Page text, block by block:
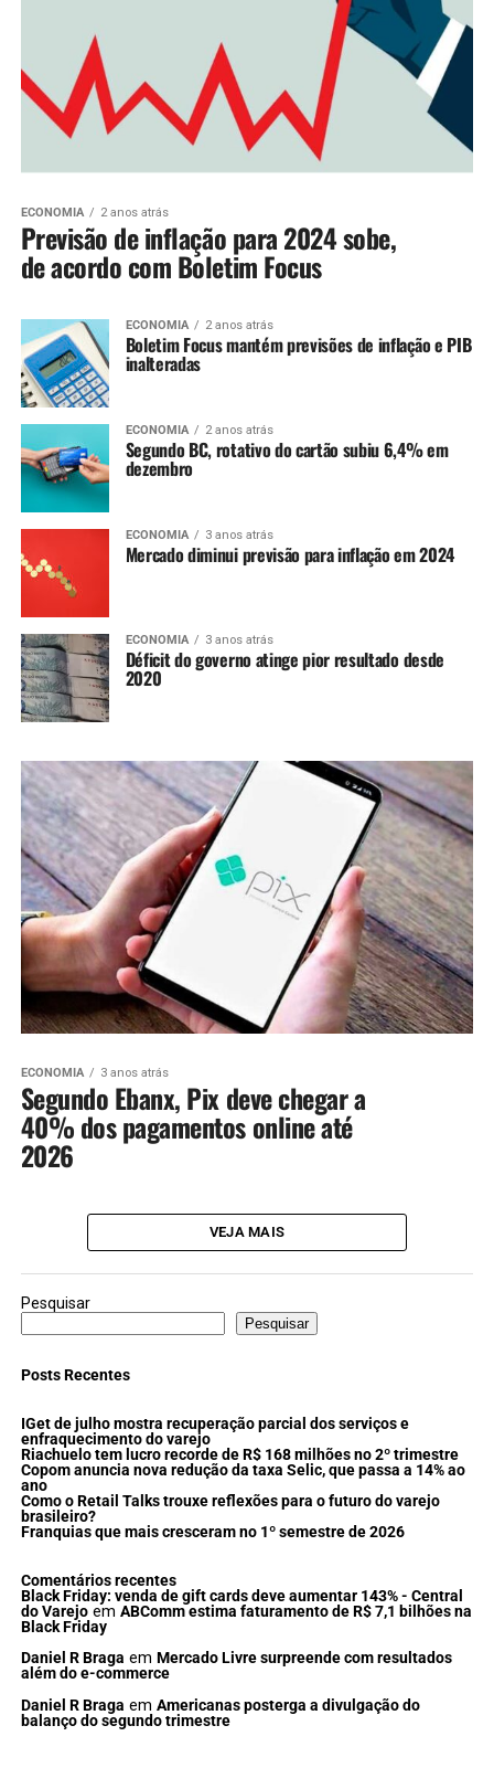
ECONOMIA 2 anos atrás
Previsão de inflação para 2024 sobe,
de acordo com Boletim Focus
ECONOMIA 2 anos atrás
Boletim Focus mantém previsões de inflação e PIB
inalteradas
ECONOMIA 2 anos atrás
Segundo BC, rotativo do cartão subiu 6,4% em
dezembro
ECONOMIA 3 anos atrás
Mercado diminui previsão para inflação em 2024
ECONOMIA 3 anos atrás
Déficit do governo atinge pior resultado desde
2020
ECONOMIA 3 anos atrás
Segundo Ebanx, Pix deve chegar a
40% dos pagamentos online até
2026
VEJA MAIS
Pesquisar
Pesquisar
Posts Recentes
IGet de julho mostra recuperação parcial dos serviços e
enfraquecimento do varejo
Riachuelo tem lucro recorde de R$ 168 milhões no 2º trimestre
Copom anuncia nova redução da taxa Selic, que passa a 14% ao
ano
Como o Retail Talks trouxe reflexões para o futuro do varejo
brasileiro?
Franquias que mais cresceram no 1º semestre de 2026
Comentários recentes
Black Friday: venda de gift cards deve aumentar 143% - Central
do Varejoem ABComm estima faturamento de R$ 7,1 bilhões na
Black Friday
Daniel R Braga em Mercado Livre surpreende com resultados
além do e-commerce
Daniel R Braga em Americanas posterga a divulgação do
balanço do segundo trimestre